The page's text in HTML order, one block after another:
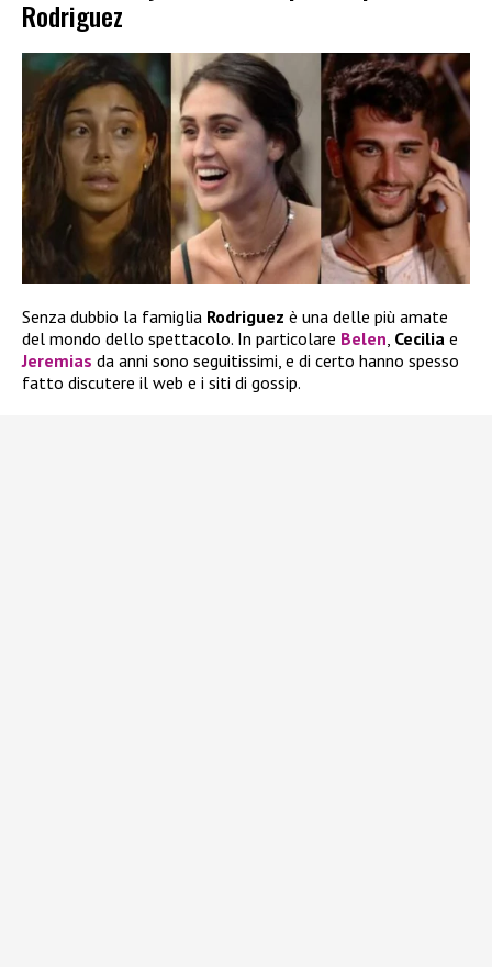
Rodriguez
Senza dubbio la famiglia Rodriguez è una delle più amate
del mondo dello spettacolo. In particolare Belen, Cecilia e
Jeremias da anni sono seguitissimi, e di certo hanno spesso
fatto discutere il web e i siti di gossip.